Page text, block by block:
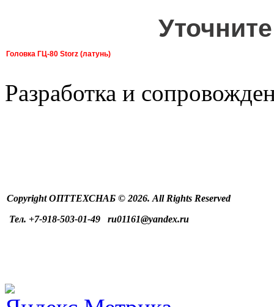
Головка ГЦ-80 Storz (латунь)
Разработка и
Copyright ОПТТЕХСНАБ © 2026. All Rights Reserved
Тел. +7-918-503-01-49 ru01161@yandex.ru